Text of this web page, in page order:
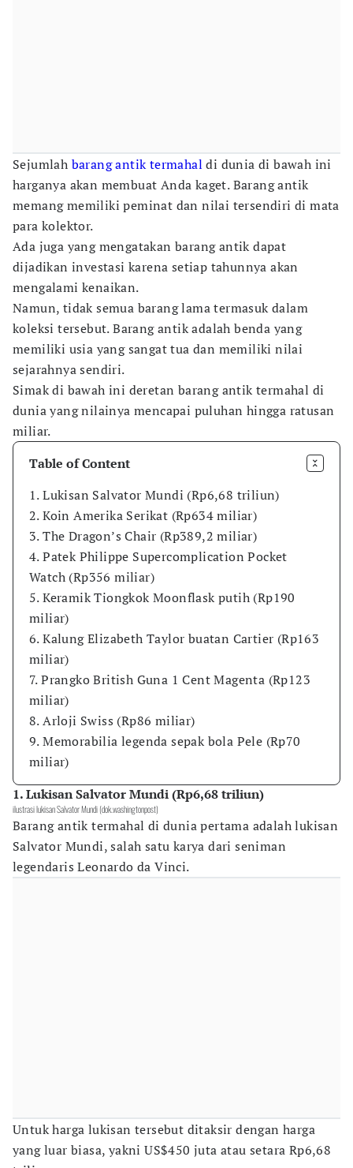
Sejumlah barang antik termahal di dunia di bawah ini
harganya akan membuat Anda kaget. Barang antik
memang memiliki peminat dan nilai tersendiri di mata
para kolektor.
Ada juga yang mengatakan barang antik dapat
dijadikan investasi karena setiap tahunnya akan
mengalami kenaikan.
Namun, tidak semua barang lama termasuk dalam
koleksi tersebut. Barang antik adalah benda yang
memiliki usia yang sangat tua dan memiliki nilai
sejarahnya sendiri.
Simak di bawah ini deretan barang antik termahal di
dunia yang nilainya mencapai puluhan hingga ratusan
miliar.
Table of Content
1. Lukisan Salvator Mundi (Rp6,68 triliun)
2. Koin Amerika Serikat (Rp634 miliar)
3. The Dragon’s Chair (Rp389,2 miliar)
4. Patek Philippe Supercomplication Pocket
Watch (Rp356 miliar)
5. Keramik Tiongkok Moonflask putih (Rp190
miliar)
6. Kalung Elizabeth Taylor buatan Cartier (Rp163
miliar)
7. Prangko British Guna 1 Cent Magenta (Rp123
miliar)
8. Arloji Swiss (Rp86 miliar)
9. Memorabilia legenda sepak bola Pele (Rp70
miliar)
1. Lukisan Salvator Mundi (Rp6,68 triliun)
ilustrasi lukisan Salvator Mundi (dok.washingtonpost)
Barang antik termahal di dunia pertama adalah lukisan
Salvator Mundi, salah satu karya dari seniman
legendaris Leonardo da Vinci.
Untuk harga lukisan tersebut ditaksir dengan harga
yang luar biasa, yakni US$450 juta atau setara Rp6,68